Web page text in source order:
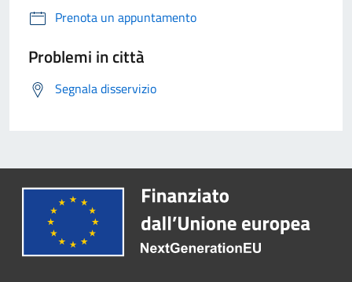
Prenota un appuntamento
Problemi in città
Segnala disservizio